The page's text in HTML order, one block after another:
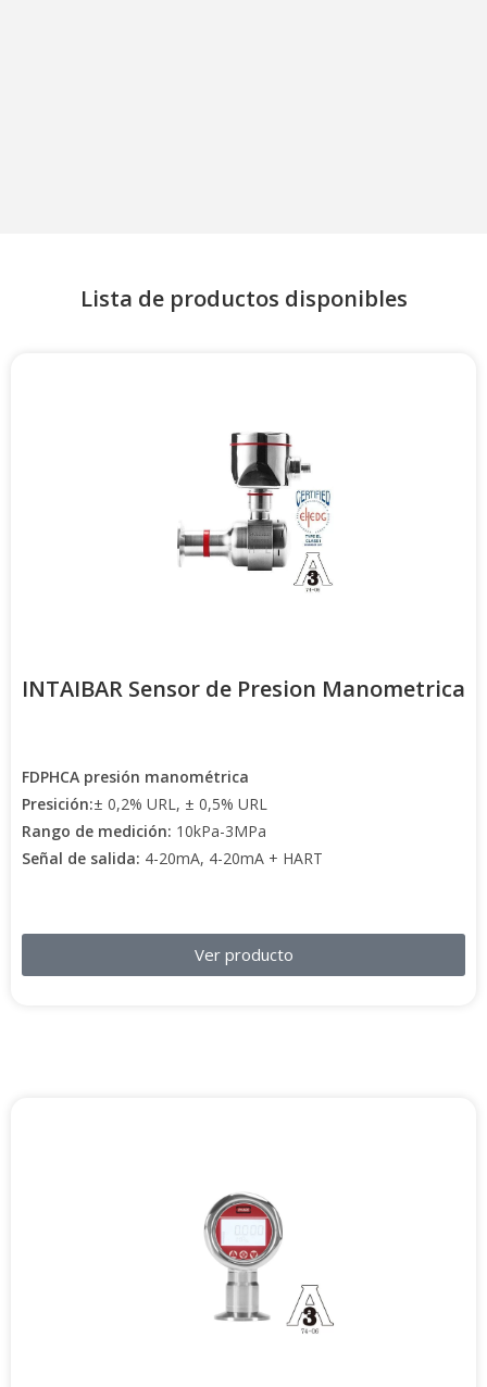
Lista de productos disponibles
INTAIBAR Sensor de Presion Manometrica
FDPHCA presión manométrica
Presición:± 0,2% URL, ± 0,5% URL
Rango de medición: 10kPa-3MPa
Señal de salida: 4-20mA, 4-20mA + HART
Ver producto